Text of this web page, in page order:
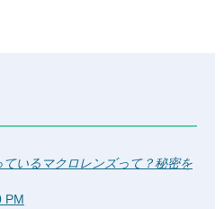
いるマクロレンズって？秘密を
PM